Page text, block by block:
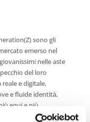
sono gli
emerso nel
nelle aste
del loro
e digitale,
e fluide identità,
equi e più
di curatori/trici